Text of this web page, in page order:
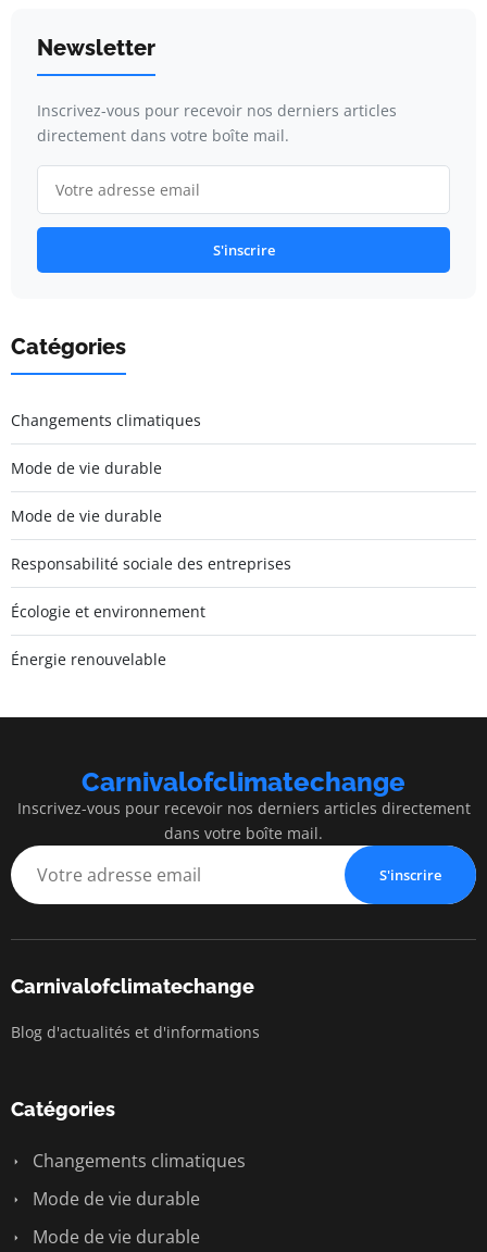
Newsletter
Inscrivez-vous pour recevoir nos derniers articles
directement dans votre boîte mail.
S'inscrire
Catégories
Changements climatiques
Mode de vie durable
Mode de vie durable
Responsabilité sociale des entreprises
Écologie et environnement
Énergie renouvelable
Carnivalofclimatechange
Inscrivez-vous pour recevoir nos derniers articles directement
dans votre boîte mail.
S'inscrire
Carnivalofclimatechange
Blog d'actualités et d'informations
Catégories
Changements climatiques
Mode de vie durable
Mode de vie durable